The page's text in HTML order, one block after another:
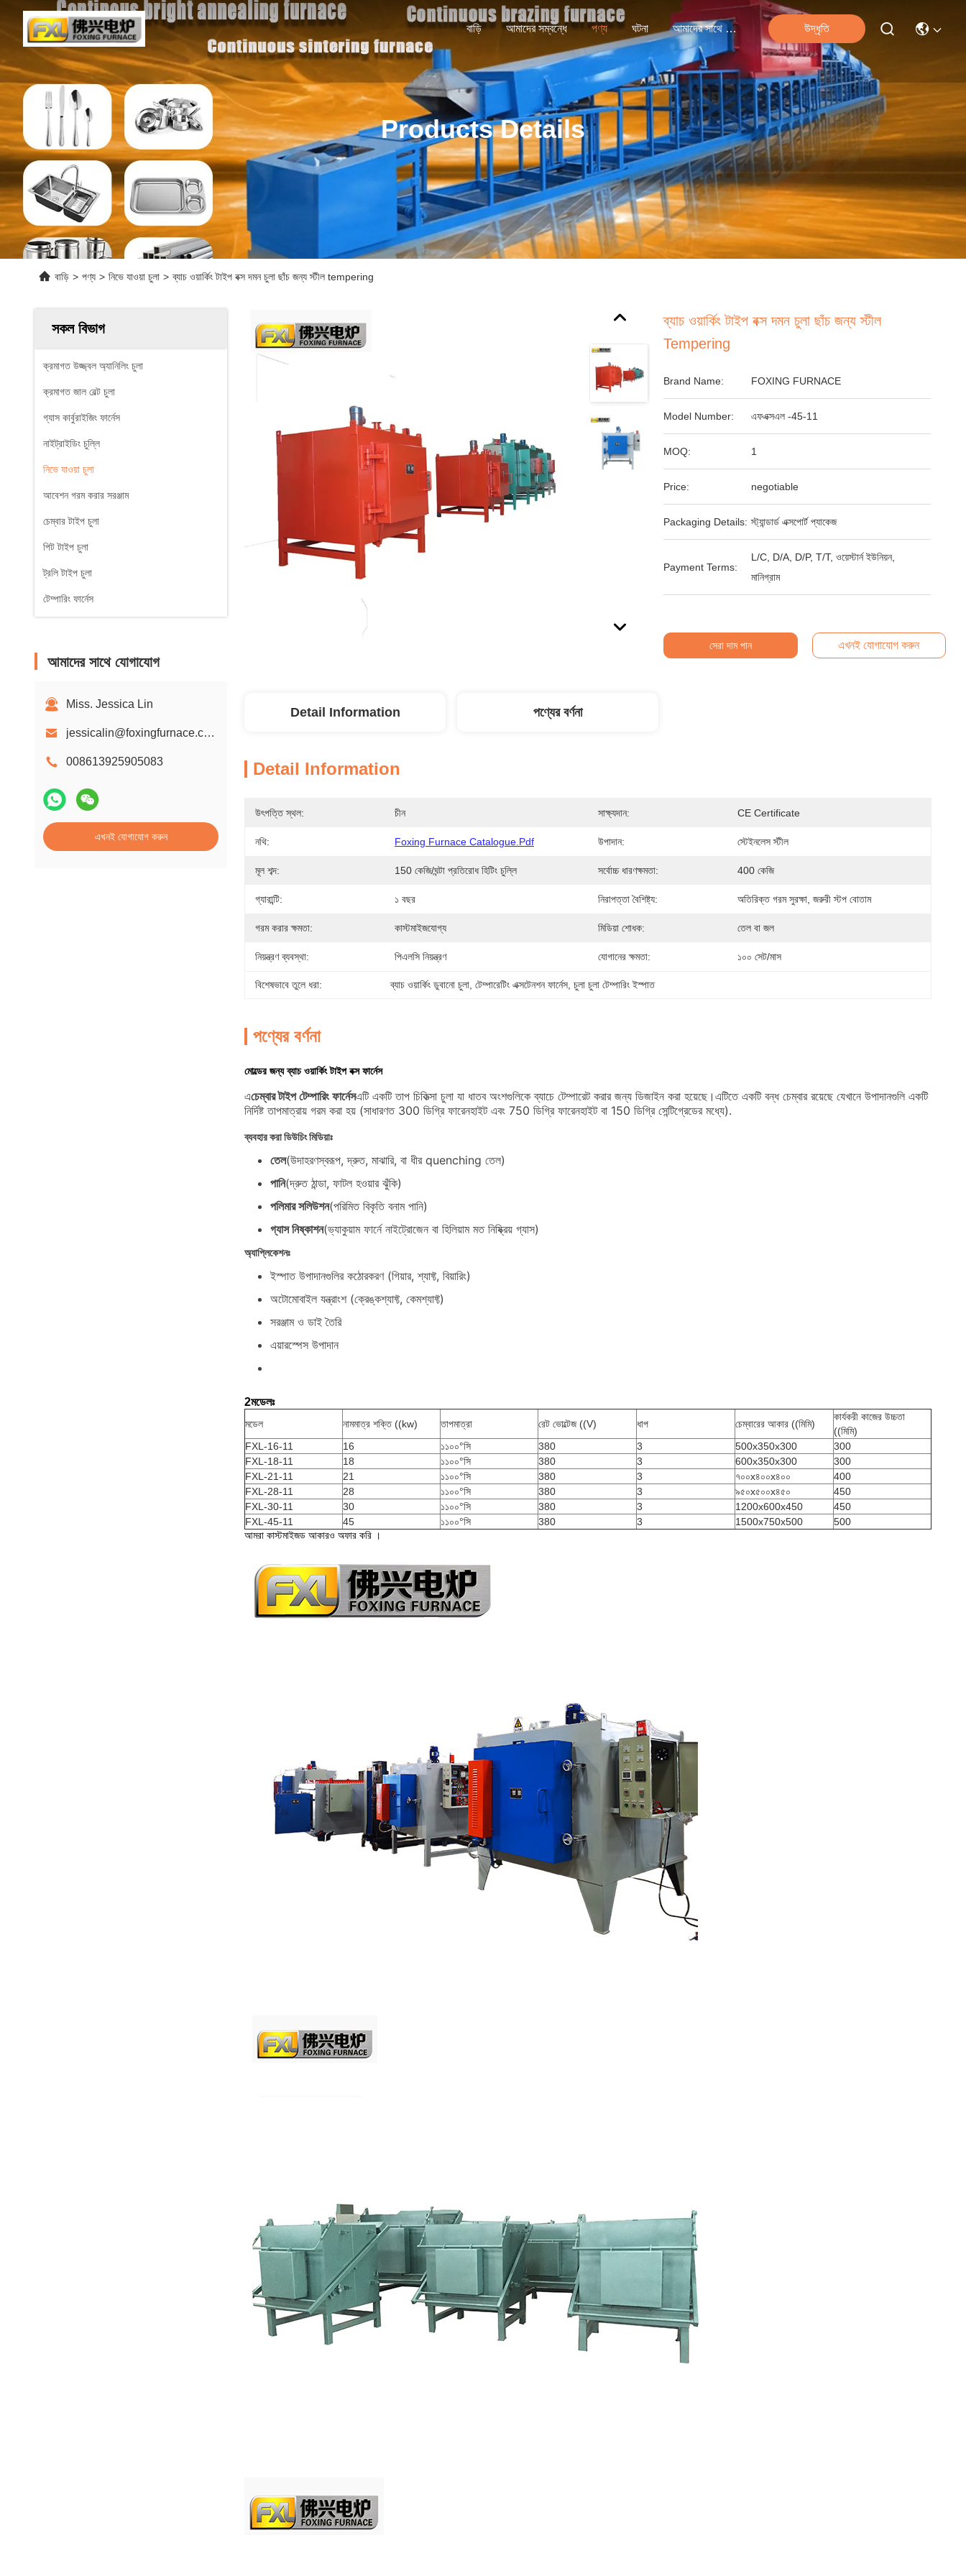
বাড়ি আমাদের সম্বন্ধে পণ্য ঘটনা আমাদের সাথে যোগাযোগ উদ্ধৃতি
Products Details
বাড়ি > পণ্য > নিভে যাওয়া চুলা > ব্যাচ ওয়ার্কিং টাইপ বক্স দমন চুলা ছাঁচ জন্য স্টীল tempering
সকল বিভাগ
ক্রমাগত উজ্জ্বল অ্যানিলিং চুলা
ক্রমাগত জাল বেল্ট চুলা
গ্যাস কার্বুরাইজিং ফার্নেস
নাইট্রাইডিং চুল্লি
নিভে যাওয়া চুলা
আবেশন গরম করার সরঞ্জাম
চেম্বার টাইপ চুলা
পিট টাইপ চুলা
ট্রলি টাইপ চুলা
টেম্পারিং ফার্নেস
আমাদের সাথে যোগাযোগ
Miss. Jessica Lin
jessicalin@foxingfurnace.com
008613925905083
এখনই যোগাযোগ করুন
ব্যাচ ওয়ার্কিং টাইপ বক্স দমন চুলা ছাঁচ জন্য স্টীল
Tempering
Brand Name: FOXING FURNACE
Model Number: এফএক্সএল -45-11
MOQ: 1
Price: negotiable
Packaging Details: স্ট্যান্ডার্ড এক্সপোর্ট প্যাকেজ
Payment Terms:
L/C, D/A, D/P, T/T, ওয়েস্টার্ন ইউনিয়ন,
মানিগ্রাম
সেরা দাম পান এখনই যোগাযোগ করুন
Detail Information পণ্যের বর্ণনা
Detail Information
উৎপত্তি স্থল: চীন সাক্ষ্যদান: CE Certificate
নথি: Foxing Furnace Catalogue.pdf উপাদান: স্টেইনলেস স্টীল
মূল শব্দ: 150 কেজি/ঘন্টা প্রতিরোধ হিটিং চুল্লি সর্বোচ্চ ধারণক্ষমতা: 400 কেজি
গ্যারান্টি: ১ বছর নিরাপত্তা বৈশিষ্ট্য: অতিরিক্ত গরম সুরক্ষা, জরুরী স্টপ বোতাম
গরম করার ক্ষমতা: কাস্টমাইজযোগ্য মিডিয়া শোধক: তেল বা জল
নিয়ন্ত্রণ ব্যবস্থা: পিএলসি নিয়ন্ত্রণ যোগানের ক্ষমতা: ১০০ সেট/মাস
বিশেষভাবে তুলে ধরা: ব্যাচ ওয়ার্কিং ডুবানো চুলা , টেম্পারেটিং এক্সটেনশন ফার্নেস , চুলা চুলা টেম্পারিং ইস্পাত
পণ্যের বর্ণনা
মোল্ডের জন্য ব্যাচ ওয়ার্কিং টাইপ বক্স ফার্নেস
এচেম্বার টাইপ টেম্পারিং ফার্নেসএটি একটি তাপ চিকিত্সা চুলা যা ধাতব অংশগুলিকে ব্যাচে টেম্পারেট করার জন্য ডিজাইন করা হয়েছে।এটিতে একটি বন্ধ চেম্বার রয়েছে যেখানে উপাদানগুলি একটি
নির্দিষ্ট তাপমাত্রায় গরম করা হয় (সাধারণত 300 ডিগ্রি ফারেনহাইট এবং 750 ডিগ্রি ফারেনহাইট বা 150 ডিগ্রি সেন্টিগ্রেডের মধ্যে).
ব্যবহার করা ডিউচিং মিডিয়াঃ
তেল(উদাহরণস্বরূপ, দ্রুত, মাঝারি, বা ধীর quenching তেল)
পানি(দ্রুত ঠান্ডা, ফাটল হওয়ার ঝুঁকি)
পলিমার সলিউশন(পরিমিত বিকৃতি বনাম পানি)
গ্যাস নিষ্কাশন(ভ্যাকুয়াম ফার্নে নাইট্রোজেন বা হিলিয়াম মত নিষ্ক্রিয় গ্যাস)
অ্যাপ্লিকেশনঃ
ইস্পাত উপাদানগুলির কঠোরকরণ (গিয়ার, শ্যাফ্ট, বিয়ারিং)
অটোমোবাইল যন্ত্রাংশ (ক্রেঙ্কশ্যাফ্ট, কেমশ্যাফ্ট)
সরঞ্জাম ও ডাই তৈরি
এয়ারস্পেস উপাদান
2মডেলঃ
মডেল নামমাত্র শক্তি ((kw) তাপমাত্রা রেট ভোল্টেজ ((V) ধাপ চেম্বারের আকার ((মিমি)
কার্যকরী কাজের উচ্চতা
((মিমি)
FXL-16-11
16 ১১০০°সি 380 3 500x350x300
300
FXL-18-11
18 ১১০০°সি 380 3 600x350x300
300
FXL-21-11
21 ১১০০°সি 380 3 ৭০০x৪০০x৪০০
400
FXL-28-11
28 ১১০০°সি 380 3 ৯৫০x৫০০x৪৫০
450
FXL-30-11
30 ১১০০°সি 380 3 1200x600x450
450
FXL-45-11
45 ১১০০°সি 380 3 1500x750x500
500
আমরা কাস্টমাইজড আকারও অফার করি ।